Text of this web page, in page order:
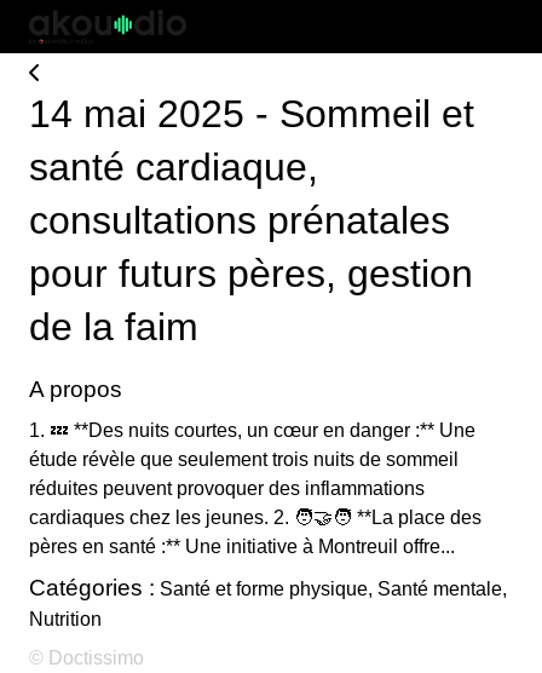
14 mai 2025 - Sommeil et
santé cardiaque,
consultations prénatales
pour futurs pères, gestion
de la faim
A propos
1. 💤 **Des nuits courtes, un cœur en danger :** Une
étude révèle que seulement trois nuits de sommeil
réduites peuvent provoquer des inflammations
cardiaques chez les jeunes. 2. 🧑‍🤝‍🧑 **La place des
pères en santé :** Une initiative à Montreuil offre...
Catégories : Santé et forme physique, Santé mentale,
Nutrition
© Doctissimo